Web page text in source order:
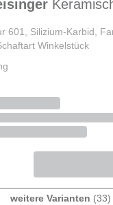
601, Silizium-Karbid,
Winkelstück
weitere Varianten (33)